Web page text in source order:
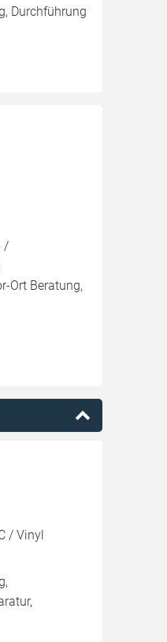
Durchführung
/
Ort Beratung,
/ Vinyl